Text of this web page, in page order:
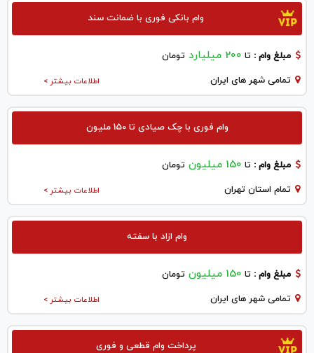
وام بانکی فوری با ضمانت سند
مبلغ وام : تا 200 میلیارد تومان
اطلاعات بیشتر > تمامی شهر های ایران
وام فوری با چک صیادی تا 150 ملیون
مبلغ وام : تا 150 میلیون تومان
اطلاعات بیشتر > تمام استان تهران
وام ازاد با سفته
مبلغ وام : تا 150 میلیون تومان
اطلاعات بیشتر > تمامی شهر های ایران
پرداخت وام قطعی و فوری